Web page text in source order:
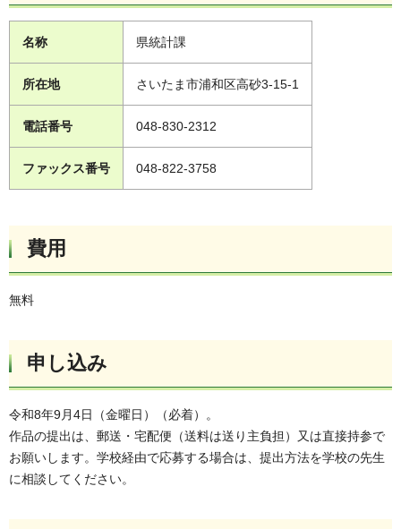
名称 県統計課
所在地 さいたま市浦和区高砂3-15-1
電話番号 048-830-2312
ファックス番号 048-822-3758
費用
無料
申し込み
令和8年9月4日（金曜日）（必着）。
作品の提出は、郵送・宅配便（送料は送り主負担）又は直接持参で
お願いします。学校経由で応募する場合は、提出方法を学校の先生
に相談してください。